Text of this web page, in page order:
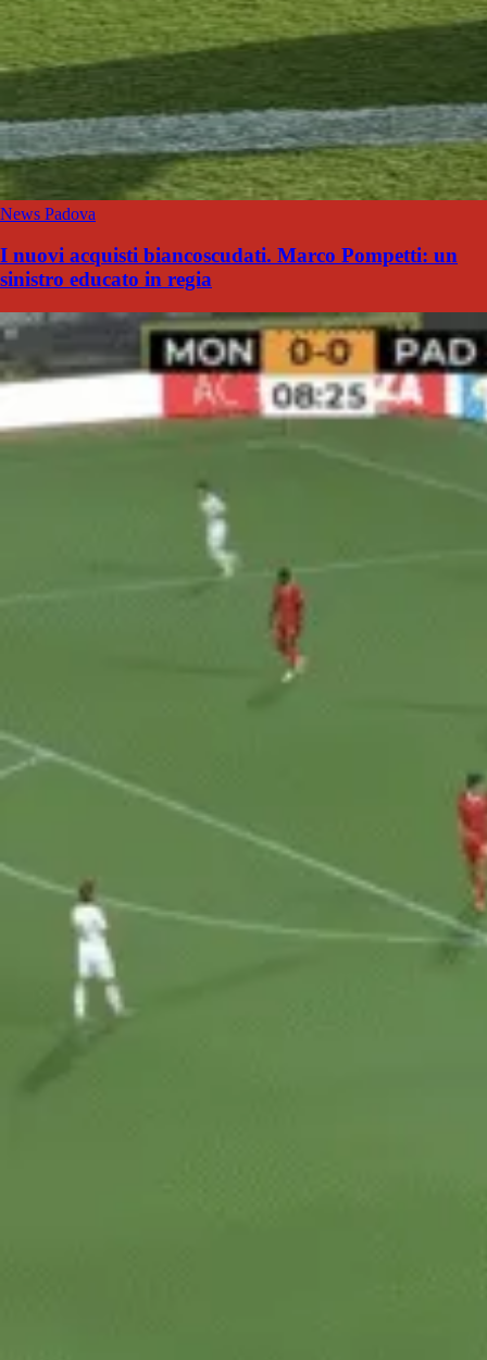
News Padova
I nuovi acquisti biancoscudati. Marco Pompetti: un
sinistro educato in regia